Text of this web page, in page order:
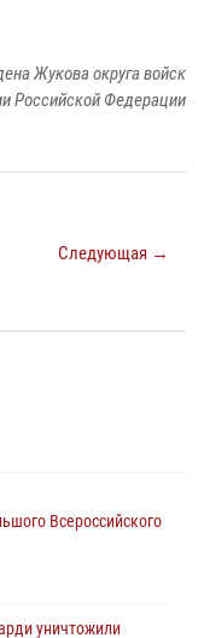
Жукова округа войск
Российской Федерации
Следующая →
Всероссийского
уничтожили